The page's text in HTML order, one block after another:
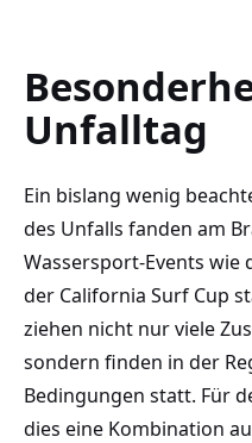
Unfalltag
Ein bislang wenig
des Unfalls fanden am
Wassersport-Events wie
der California Surf Cup
ziehen nicht nur viele
sondern finden in der
Bedingungen statt. Für
dies eine Kombination